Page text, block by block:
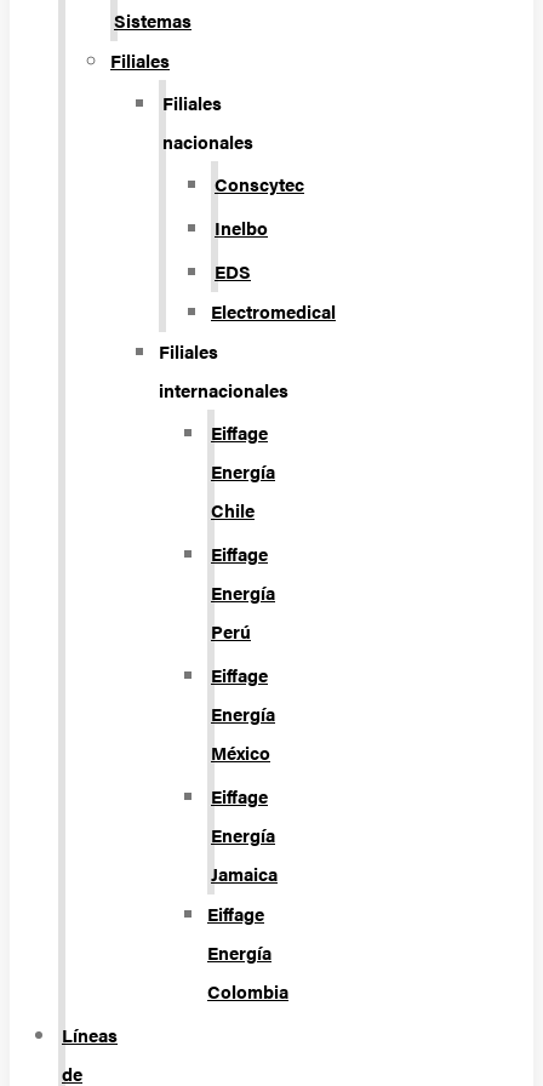
Sistemas
Filiales
Filiales
nacionales
Conscytec
Inelbo
EDS
Electromedical
Filiales
internacionales
Eiffage
Energía
Chile
Eiffage
Energía
Perú
Eiffage
Energía
México
Eiffage
Energía
Jamaica
Eiffage
Energía
Colombia
Líneas
de